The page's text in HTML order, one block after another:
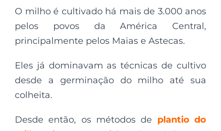
O milho é cultivado há mais de 3.000 anos
pelos povos da América Central,
principalmente pelos Maias e Astecas.
Eles já dominavam as técnicas de cultivo
desde a germinação do milho até sua
colheita.
Desde então, os métodos de plantio do